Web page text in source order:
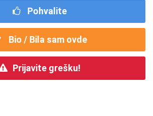
Pohvalite
Bio / Bila sam ovde
Prijavite grešku!